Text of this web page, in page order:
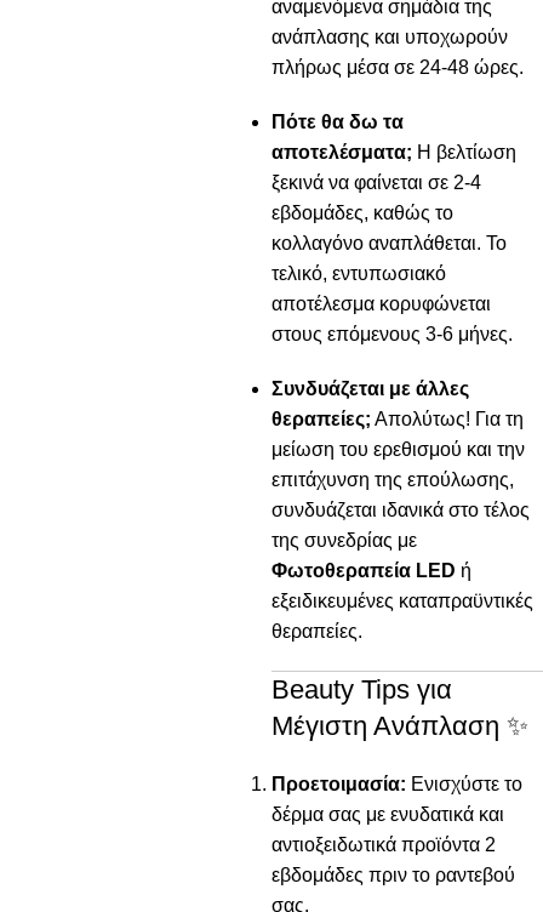
αναμενόμενα σημάδια της
ανάπλασης και υποχωρούν
πλήρως μέσα σε 24-48 ώρες.
Πότε θα δω τα
αποτελέσματα; Η βελτίωση
ξεκινά να φαίνεται σε 2-4
εβδομάδες, καθώς το
κολλαγόνο αναπλάθεται. Το
τελικό, εντυπωσιακό
αποτέλεσμα κορυφώνεται
στους επόμενους 3-6 μήνες.
Συνδυάζεται με άλλες
θεραπείες; Απολύτως! Για τη
μείωση του ερεθισμού και την
επιτάχυνση της επούλωσης,
συνδυάζεται ιδανικά στο τέλος
της συνεδρίας με
Φωτοθεραπεία LED ή
εξειδικευμένες καταπραϋντικές
θεραπείες.
Beauty Tips για
Μέγιστη Ανάπλαση ✨
Προετοιμασία: Ενισχύστε το
δέρμα σας με ενυδατικά και
αντιοξειδωτικά προϊόντα 2
εβδομάδες πριν το ραντεβού
σας.